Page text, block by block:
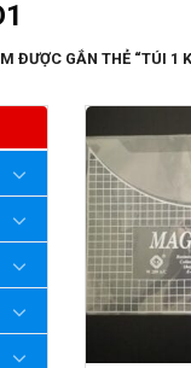
ĐƯỢC GẮN THẺ “TÚI 1